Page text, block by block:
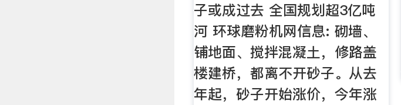
子或成过去 全国规划超3亿吨
河 环球磨粉机网信息: 砌墙、
铺地面、搅拌混凝土，修路盖
楼建桥，都离不开砂子。从去
年起，砂子开始涨价，今年涨